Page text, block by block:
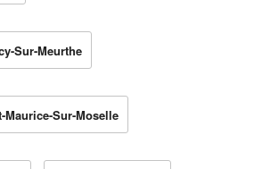
Sur-Meurthe
Maurice-Sur-Moselle